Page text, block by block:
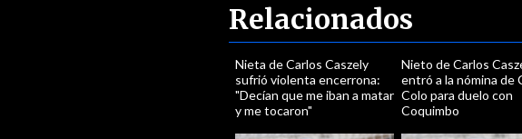
Relacionados
Nieta de Carlos Caszely
sufrió violenta encerrona:
"Decían que me iban a matar
y me tocaron"
Nieto de Carlos
entró a la nómina de
Colo para duelo con
Coquimbo